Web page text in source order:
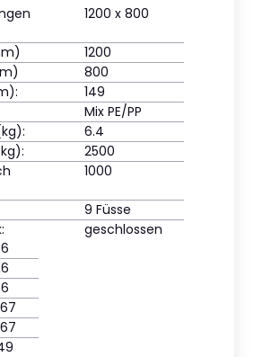
1200 x 800
1200
800
149
Mix PE/PP
6.4
2500
1000
9 Füsse
geschlossen